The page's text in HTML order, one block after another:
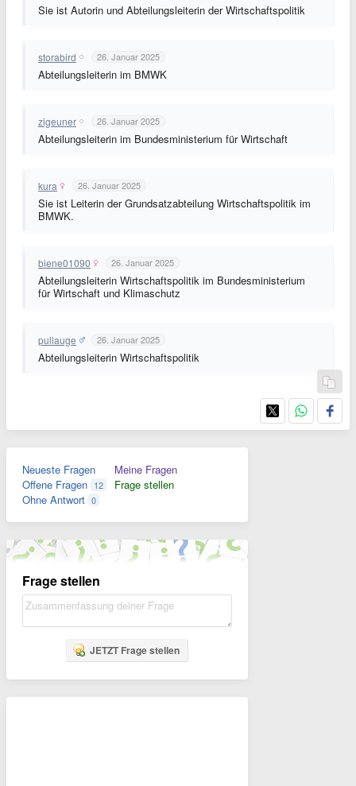
Sie ist Autorin und Abteilungsleiterin der Wirtschaftspolitik
storabird 26. Januar 2025
Abteilungsleiterin im BMWK
zigeuner 26. Januar 2025
Abteilungsleiterin im Bundesministerium für Wirtschaft
kura 26. Januar 2025
Sie ist Leiterin der Grundsatzabteilung Wirtschaftspolitik im
BMWK.
biene01090 26. Januar 2025
Abteilungsleiterin Wirtschaftspolitik im Bundesministerium
für Wirtschaft und Klimaschutz
pullauge 26. Januar 2025
Abteilungsleiterin Wirtschaftspolitik
Neueste Fragen
Offene Fragen 12
Ohne Antwort 0
Meine Fragen
Frage stellen
Frage stellen
JETZT Frage stellen